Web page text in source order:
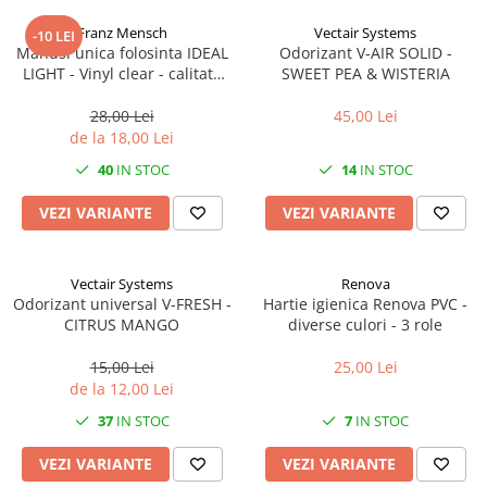
-10 LEI Franz Mensch
Manusi unica folosinta IDEAL
LIGHT - Vinyl clear - calitate
100 buc
28,00 Lei
de la 18,00 Lei
40IN STOC
VEZI VARIANTE
Vectair Systems
Odorizant V-AIR SOLID -
SWEET PEA & WISTERIA
45,00 Lei
14IN STOC
VEZI VARIANTE
Vectair Systems
Odorizant universal V-FRESH -
CITRUS MANGO
15,00 Lei
de la 12,00 Lei
37IN STOC
VEZI VARIANTE
Renova
Hartie igienica Renova PVC -
diverse culori - 3 role
25,00 Lei
7 IN STOC
VEZI VARIANTE